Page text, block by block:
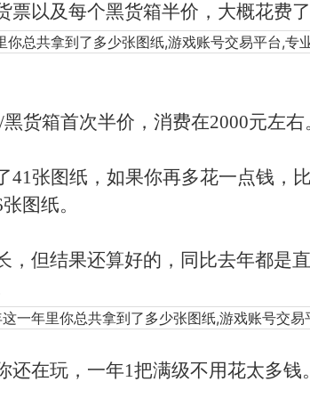
票以及每个黑货箱半价，大概花费了
货箱首次半价，消费在2000元左右
41张图纸，如果你再多花一点钱，
图纸。
，但结果还算好的，同比去年都是直
还在玩，一年1把满级不用花太多钱。